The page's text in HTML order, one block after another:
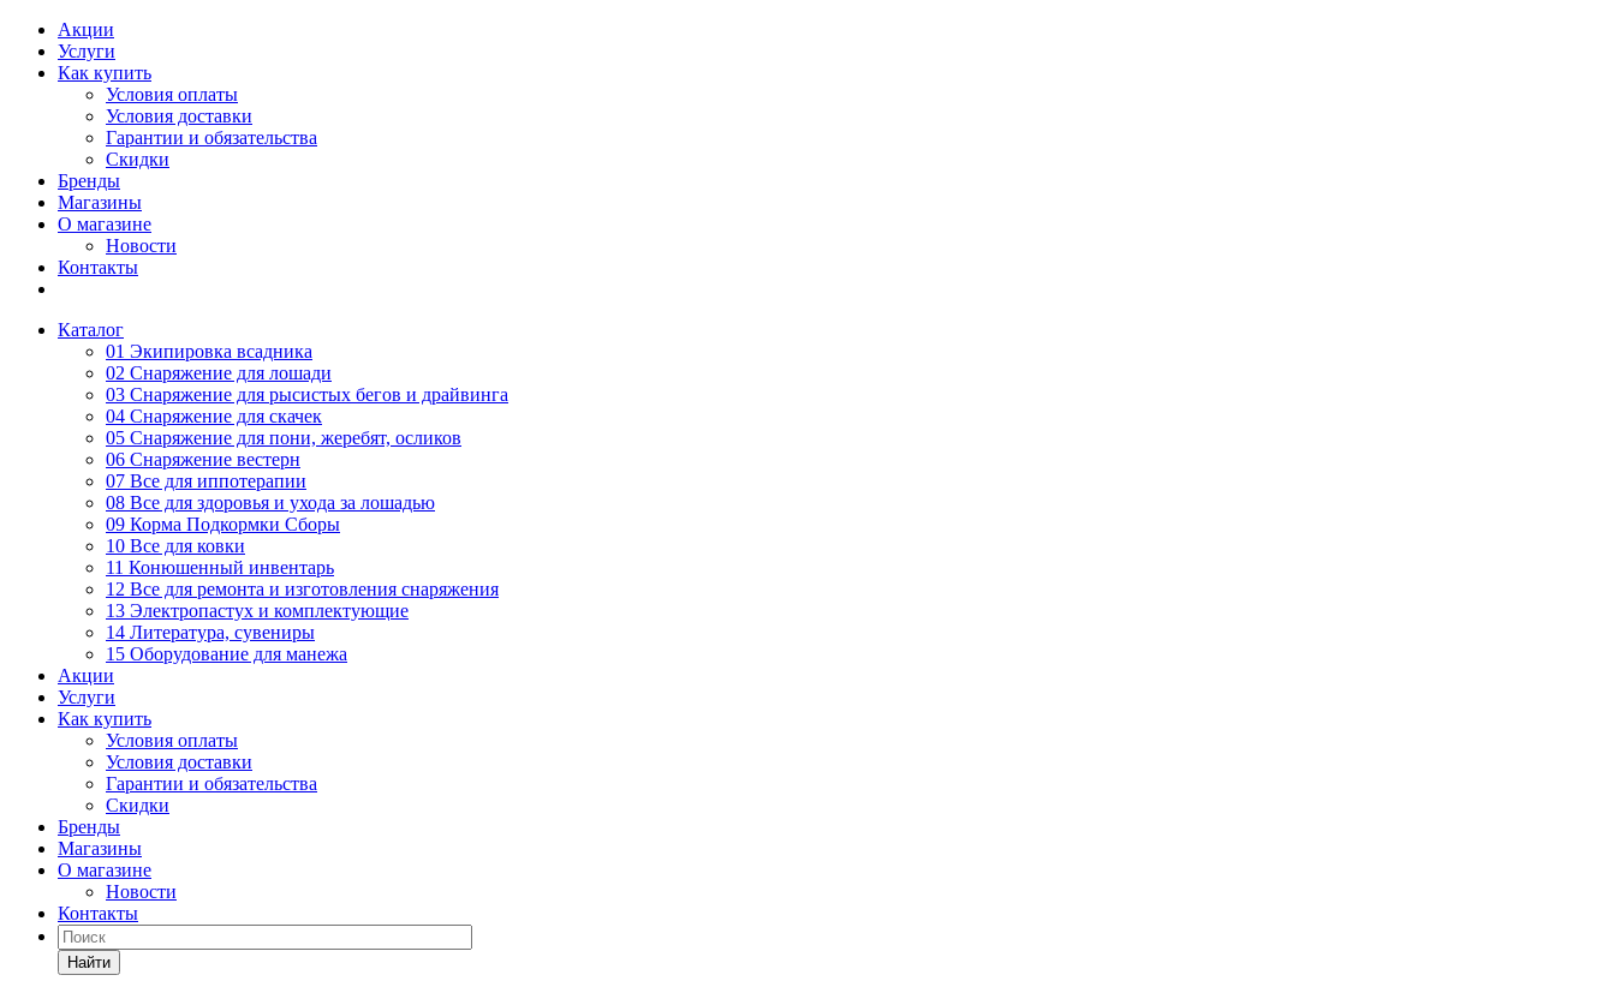
Акции
Услуги
Как купить
Условия оплаты
Условия доставки
Гарантии и обязательства
Скидки
Бренды
Магазины
О магазине
Новости
Контакты
Каталог
01 Экипировка всадника
02 Снаряжение для лошади
03 Снаряжение для рысистых бегов и драйвинга
04 Снаряжение для скачек
05 Снаряжение для пони, жеребят, осликов
06 Снаряжение вестерн
07 Все для иппотерапии
08 Все для здоровья и ухода за лошадью
09 Корма Подкормки Сборы
10 Все для ковки
11 Конюшенный инвентарь
12 Все для ремонта и изготовления снаряжения
13 Электропастух и комплектующие
14 Литература, сувениры
15 Оборудование для манежа
Акции
Услуги
Как купить
Условия оплаты
Условия доставки
Гарантии и обязательства
Скидки
Бренды
Магазины
О магазине
Новости
Контакты
Найти